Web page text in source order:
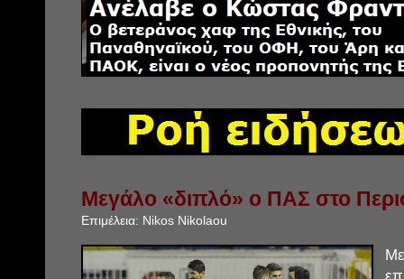
Μεγάλο «διπλό» ο ΠΑΣ στο
Επιμέλεια: Nikos Nikolaou